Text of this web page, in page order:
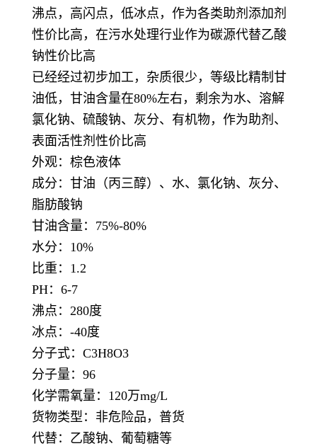
沸点，高闪点，低冰点，作为各类助剂添加剂
性价比高，在污水处理行业作为碳源代替乙酸
钠性价比高
已经经过初步加工，杂质很少，等级比精制甘
油低，甘油含量在80%左右，剩余为水、溶解
氯化钠、硫酸钠、灰分、有机物，作为助剂、
表面活性剂性价比高
外观：棕色液体
成分：甘油（丙三醇）、水、氯化钠、灰分、
脂肪酸钠
甘油含量：75%-80%
水分：10%
比重：1.2
PH：6-7
沸点：280度
冰点：-40度
分子式：C3H8O3
分子量：96
化学需氧量：120万mg/L
货物类型：非危险品，普货
代替：乙酸钠、葡萄糖等